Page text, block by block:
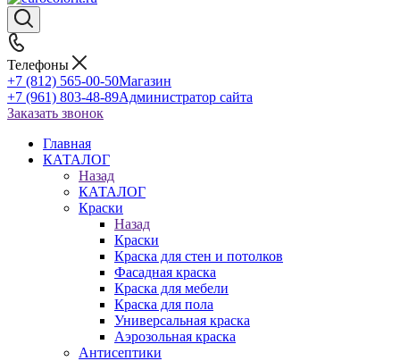
Телефоны
+7 (812) 565-00-50Магазин
+7 (961) 803-48-89Администратор сайта
Заказать звонок
Главная
КАТАЛОГ
Назад
КАТАЛОГ
Краски
Назад
Краски
Краска для стен и потолков
Фасадная краска
Краска для мебели
Краска для пола
Универсальная краска
Аэрозольная краска
Антисептики